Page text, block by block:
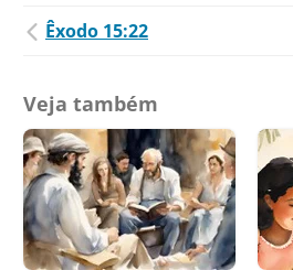
Êxodo 15:22
Veja também